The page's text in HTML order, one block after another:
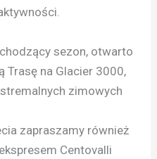
sezon, otwarto
Trasę na Glacier 3000,
zimowych
zapraszamy również
Centovalli